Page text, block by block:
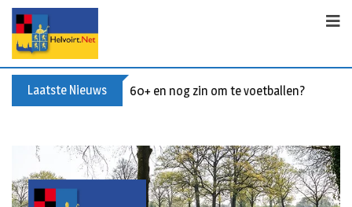
Laatste Nieuws 60+ en nog zin om te voetballen? Kom